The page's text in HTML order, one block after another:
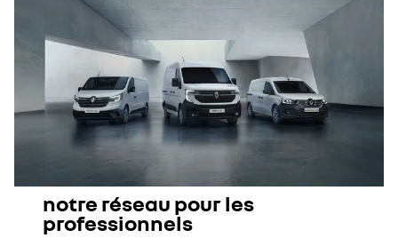
notre réseau pour les
professionnels